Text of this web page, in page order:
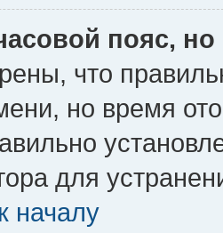
пояс,
что
но время
для
началу